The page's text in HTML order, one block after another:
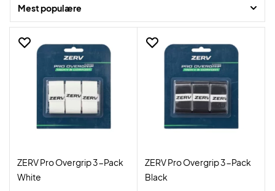
Mest populære
ZERV Pro Overgrip 3-Pack
White
ZERV Pro Overgrip 3-Pack
Black